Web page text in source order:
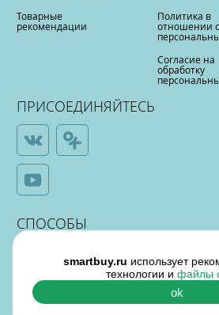
Товарные
рекомендации
Политика в
отношении
Согласие на
обработку
ПРИСОЕДИНЯЙТЕСЬ
СПОСОБЫ
ОПЛАТЫ
smartbuy.ru использует
технологии и файлы
ok